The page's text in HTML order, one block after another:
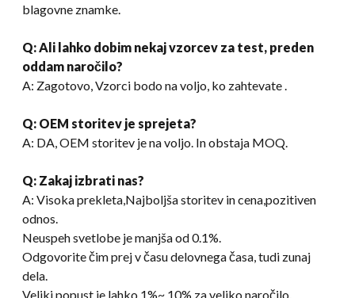
blagovne znamke.
Q: Ali lahko dobim nekaj vzorcev za test, preden
oddam naročilo?
A: Zagotovo, Vzorci bodo na voljo, ko zahtevate .
Q: OEM storitev je sprejeta?
A: DA, OEM storitev je na voljo. In obstaja MOQ.
Q: Zakaj izbrati nas?
A: Visoka prekleta,Najboljša storitev in cena,pozitiven
odnos.
Neuspeh svetlobe je manjša od 0.1%.
Odgovorite čim prej v času delovnega časa, tudi zunaj
dela.
Veliki popust je lahko 1%~ 10% za veliko naročilo.